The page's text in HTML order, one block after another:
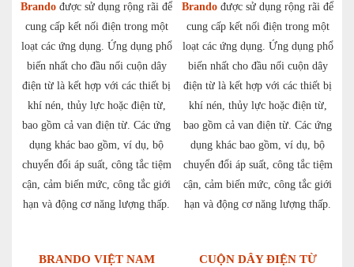
Brando được sử dụng rộng rãi để
cung cấp kết nối điện trong một
loạt các ứng dụng. Ứng dụng phổ
biến nhất cho đầu nối cuộn dây
điện từ là kết hợp với các thiết bị
khí nén, thủy lực hoặc điện từ,
bao gồm cả van điện từ. Các ứng
dụng khác bao gồm, ví dụ, bộ
chuyển đổi áp suất, công tắc tiệm
cận, cảm biến mức, công tắc giới
hạn và động cơ năng lượng thấp.
BRANDO VIỆT NAM
Brando được sử dụng rộng rãi để
cung cấp kết nối điện trong một
loạt các ứng dụng. Ứng dụng phổ
biến nhất cho đầu nối cuộn dây
điện từ là kết hợp với các thiết bị
khí nén, thủy lực hoặc điện từ,
bao gồm cả van điện từ. Các ứng
dụng khác bao gồm, ví dụ, bộ
chuyển đổi áp suất, công tắc tiệm
cận, cảm biến mức, công tắc giới
hạn và động cơ năng lượng thấp.
CUỘN DÂY ĐIỆN TỪ